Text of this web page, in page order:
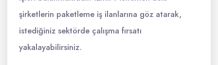
şirketlerin paketleme iş ilanlarına göz atarak,
istediğiniz sektörde çalışma fırsatı
yakalayabilirsiniz.